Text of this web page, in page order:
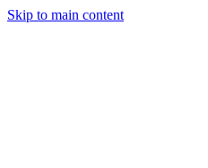
Skip to main content